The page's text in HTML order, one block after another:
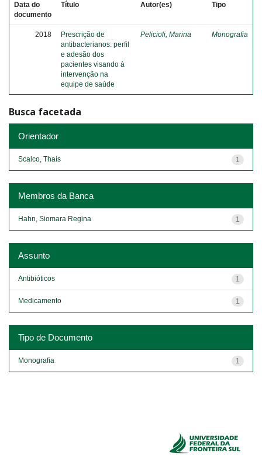
Data do
documento
Título Autor(es) Tipo
2018
Prescrição de
antibacterianos: perfil
e adesão dos
pacientes visando à
intervenção na
equipe de saúde
Pelicioli, Marina Monografia
Busca facetada
Orientador
1
Scalco, Thaís
Membros da Banca
1
Hahn, Siomara Regina
Assunto
1
Antibióticos
1
Medicamento
Tipo de Documento
1
Monografia